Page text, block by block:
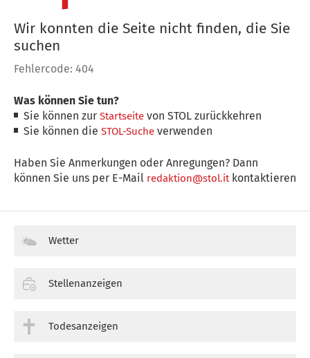
Wir konnten die Seite nicht finden, die Sie
suchen
Fehlercode: 404
Was können Sie tun?
Sie können zurStartseite von STOL zurückkehren
Sie können dieSTOL-Suche verwenden
Haben Sie Anmerkungen oder Anregungen? Dann
können Sie uns per E-Mail redaktion@stol.itkontaktieren
Wetter
Stellenanzeigen
Todesanzeigen